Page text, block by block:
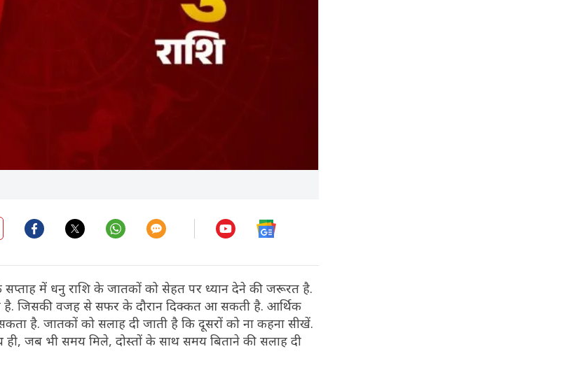
में धनु राशि के जातकों को सेहत पर ध्यान देने की जरूरत है.
है. जिसकी वजह से सफर के दौरान दिक्कत आ सकती है. आर्थिक
है. जातकों को सलाह दी जाती है कि दूसरों को ना कहना सीखें.
जब भी समय मिले, दोस्तों के साथ समय बिताने की सलाह दी